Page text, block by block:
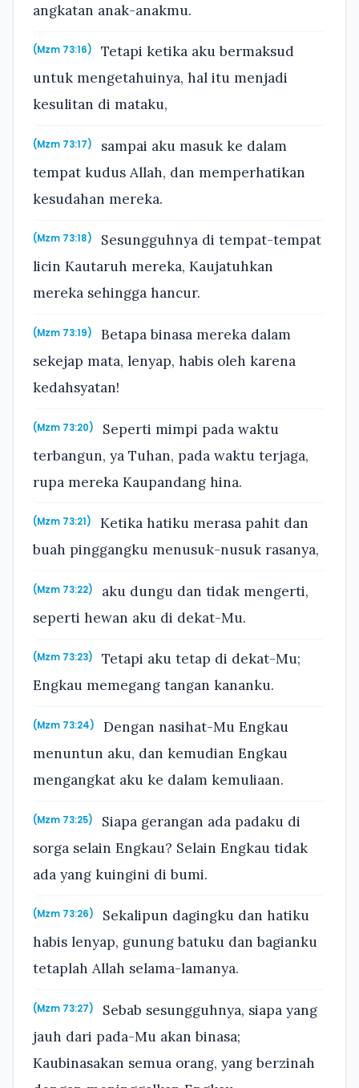
angkatan anak-anakmu.
(Mzm 73:16)
Tetapi ketika aku bermaksud
untuk mengetahuinya, hal itu menjadi
kesulitan di mataku,
(Mzm 73:17)
sampai aku masuk ke dalam
tempat kudus Allah, dan memperhatikan
kesudahan mereka.
(Mzm 73:18)
Sesungguhnya di tempat-tempat
licin Kautaruh mereka, Kaujatuhkan
mereka sehingga hancur.
(Mzm 73:19)
Betapa binasa mereka dalam
sekejap mata, lenyap, habis oleh karena
kedahsyatan!
(Mzm 73:20)
Seperti mimpi pada waktu
terbangun, ya Tuhan, pada waktu terjaga,
rupa mereka Kaupandang hina.
(Mzm 73:21)
Ketika hatiku merasa pahit dan
buah pinggangku menusuk-nusuk rasanya,
(Mzm 73:22)
aku dungu dan tidak mengerti,
seperti hewan aku di dekat-Mu.
(Mzm 73:23)
Tetapi aku tetap di dekat-Mu;
Engkau memegang tangan kananku.
(Mzm 73:24)
Dengan nasihat-Mu Engkau
menuntun aku, dan kemudian Engkau
mengangkat aku ke dalam kemuliaan.
(Mzm 73:25)
Siapa gerangan ada padaku di
sorga selain Engkau? Selain Engkau tidak
ada yang kuingini di bumi.
(Mzm 73:26)
Sekalipun dagingku dan hatiku
habis lenyap, gunung batuku dan bagianku
tetaplah Allah selama-lamanya.
(Mzm 73:27)
Sebab sesungguhnya, siapa yang
jauh dari pada-Mu akan binasa;
Kaubinasakan semua orang, yang berzinah